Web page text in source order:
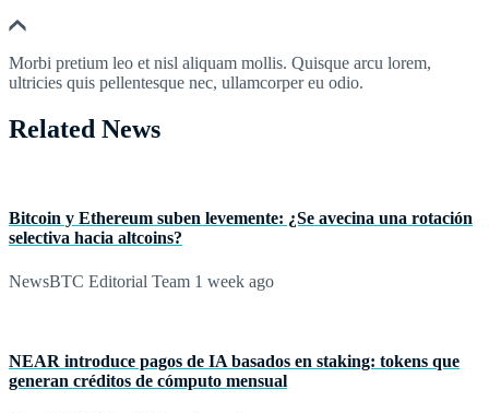
Morbi pretium leo et nisl aliquam mollis. Quisque arcu lorem,
ultricies quis pellentesque nec, ullamcorper eu odio.
Related News
Bitcoin y Ethereum suben levemente: ¿Se avecina una rotación
selectiva hacia altcoins?
NewsBTC Editorial Team 1 week ago
NEAR introduce pagos de IA basados en staking: tokens que
generan créditos de cómputo mensual